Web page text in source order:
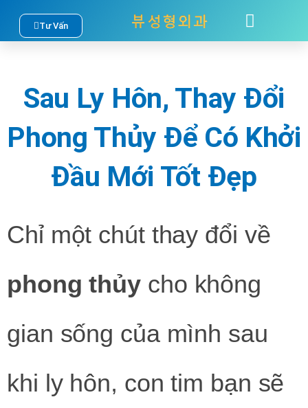
Nhảy
tới
nội
dung
Tư Vấn
Sau Ly Hôn, Thay Đổi
Phong Thủy Để Có Khởi
Đầu Mới Tốt Đẹp
Chỉ một chút thay đổi về
phong thủy cho không
gian sống của mình sau
khi ly hôn, con tim bạn sẽ